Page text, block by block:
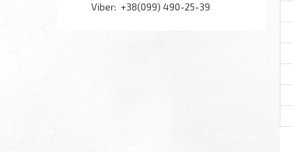
+38(099) 490-25-39